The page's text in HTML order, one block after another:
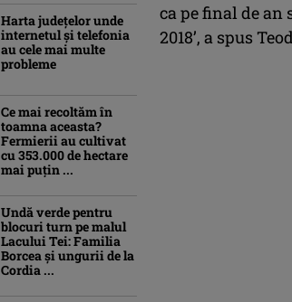
ca pe final de an
2018’, a spus
Harta județelor unde
internetul și telefonia
au cele mai multe
probleme
Ce mai recoltăm în
toamna aceasta?
Fermierii au cultivat
cu 353.000 de hectare
mai puțin ...
Undă verde pentru
blocuri turn pe malul
Lacului Tei: Familia
Borcea și ungurii de la
Cordia ...